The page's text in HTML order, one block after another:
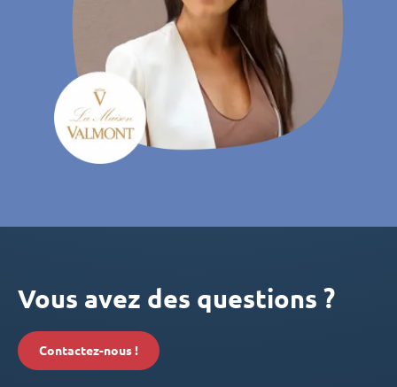
Vous avez des questions ?
Contactez-nous !